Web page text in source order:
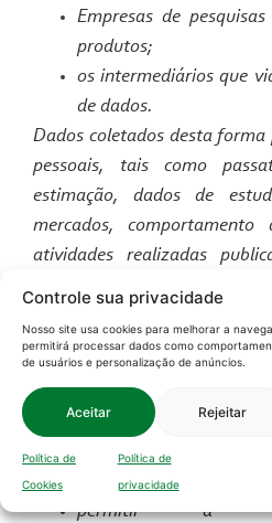
Controle sua privacidade
Nosso site usa cookies para melhorar a
permitirá processar dados como
de usuários e personalização de anúncios.
Aceitar Rejeitar
Política de
Cookies
Política de
privacidade
Empresas de
produtos;
os intermediários que
de dados.
Dados coletados desta forma
pessoais, tais como
estimação, dados de
mercados,
atividades realizadas
blogs, vídeos,
5. Para quais fins
pessoais
Podemos usar seus dados
negócios, tais como:
permitir a